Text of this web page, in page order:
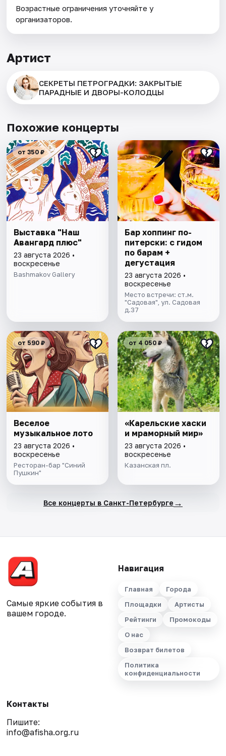
Возрастные ограничения уточняйте у
организаторов.
Артист
СЕКРЕТЫ ПЕТРОГРАДКИ: ЗАКРЫТЫЕ
ПАРАДНЫЕ И ДВОРЫ-КОЛОДЦЫ
Похожие концерты
от 350 ₽
Выставка "Наш
Авангард плюс"
23 августа 2026 •
воскресенье
Bashmakov Gallery
Бар хоппинг по-
питерски: с гидом
по барам +
дегустация
23 августа 2026 •
воскресенье
Место встречи: ст.м.
"Садовая", ул. Садовая
д.37
от 590 ₽
Веселое
музыкальное лото
23 августа 2026 •
воскресенье
Ресторан-бар "Синий
Пушкин"
от 4 050 ₽
«Карельские хаски
и мраморный мир»
23 августа 2026 •
воскресенье
Казанская пл.
Все концерты в Санкт-Петербурге →
Самые яркие события в
вашем городе.
Навигация
Главная
Города
Площадки
Артисты
Рейтинги
Промокоды
О нас
Возврат билетов
Политика
конфиденциальности
Контакты
Пишите:
info@afisha.org.ru